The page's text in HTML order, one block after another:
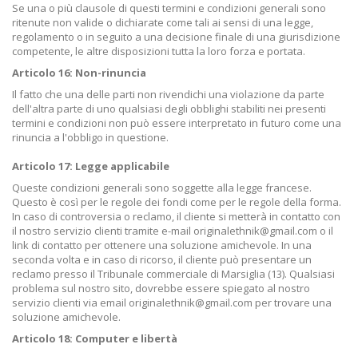
Se una o più clausole di questi termini e condizioni generali sono
ritenute non valide o dichiarate come tali ai sensi di una legge,
regolamento o in seguito a una decisione finale di una giurisdizione
competente, le altre disposizioni tutta la loro forza e portata.
Articolo 16: Non-rinuncia
Il fatto che una delle parti non rivendichi una violazione da parte
dell'altra parte di uno qualsiasi degli obblighi stabiliti nei presenti
termini e condizioni non può essere interpretato in futuro come una
rinuncia a l'obbligo in questione.
Articolo 17: Legge applicabile
Queste condizioni generali sono soggette alla legge francese.
Questo è così per le regole dei fondi come per le regole della forma.
In caso di controversia o reclamo, il cliente si metterà in contatto con
il nostro servizio clienti tramite e-mail originalethnik@gmail.com o il
link di contatto per ottenere una soluzione amichevole. In una
seconda volta e in caso di ricorso, il cliente può presentare un
reclamo presso il Tribunale commerciale di Marsiglia (13). Qualsiasi
problema sul nostro sito, dovrebbe essere spiegato al nostro
servizio clienti via email originalethnik@gmail.com per trovare una
soluzione amichevole.
Articolo 18: Computer e libertà